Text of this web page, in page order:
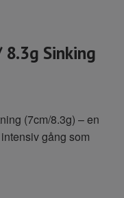
Sinking
(7cm/8.3g) – en
gång som